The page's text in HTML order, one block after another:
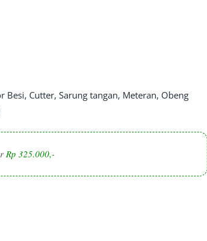
Besi, Cutter, Sarung tangan, Meteran, Obeng
Rp 325.000,-